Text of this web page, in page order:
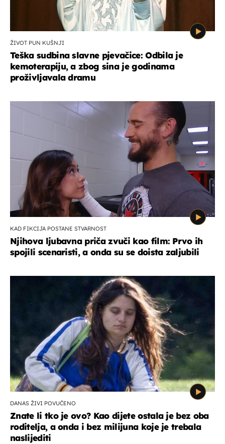
ŽIVOT PUN KUŠNJI
Teška sudbina slavne pjevačice: Odbila je
kemoterapiju, a zbog sina je godinama
proživljavala dramu
KAD FIKCIJA POSTANE STVARNOST
Njihova ljubavna priča zvuči kao film: Prvo ih
spojili scenaristi, a onda su se doista zaljubili
DANAS ŽIVI POVUČENO
Znate li tko je ovo? Kao dijete ostala je bez oba
roditelja, a onda i bez milijuna koje je trebala
naslijediti